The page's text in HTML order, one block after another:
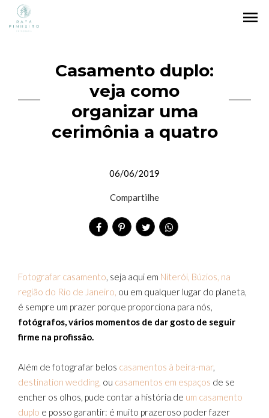
menu
Casamento duplo:
veja como
organizar uma
cerimônia a quatro
06/06/2019
Compartilhe
Fotografar casamento, seja aqui em Niterói, Búzios, na
região do Rio de Janeiro, ou em qualquer lugar do planeta,
é sempre um prazer porque proporciona para nós,
fotógrafos, vários momentos de dar gosto de seguir
firme na profissão.
Além de fotografar belos casamentos à beira-mar,
destination wedding, ou casamentos em espaços de se
encher os olhos, pude contar a história de um casamento
duplo e posso garantir: é muito prazeroso poder fazer